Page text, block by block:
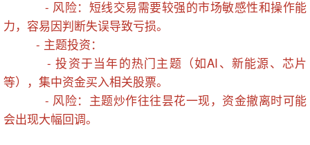
- 风险：短线交易需要较强的市场敏感性和操作能
力，容易因判断失误导致亏损。
- 主题投资：
- 投资于当年的热门主题（如AI、新能源、芯片
等），集中资金买入相关股票。
- 风险：主题炒作往往昙花一现，资金撤离时可能
会出现大幅回调。